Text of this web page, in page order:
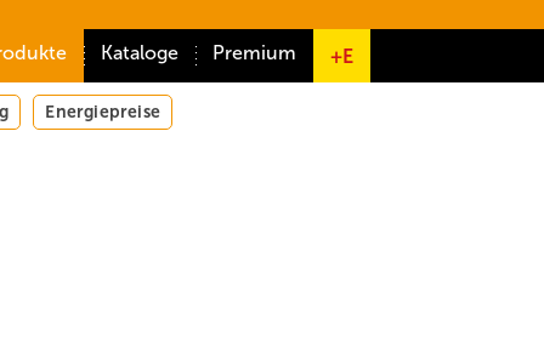
Kataloge Premium +E
Energiepreise